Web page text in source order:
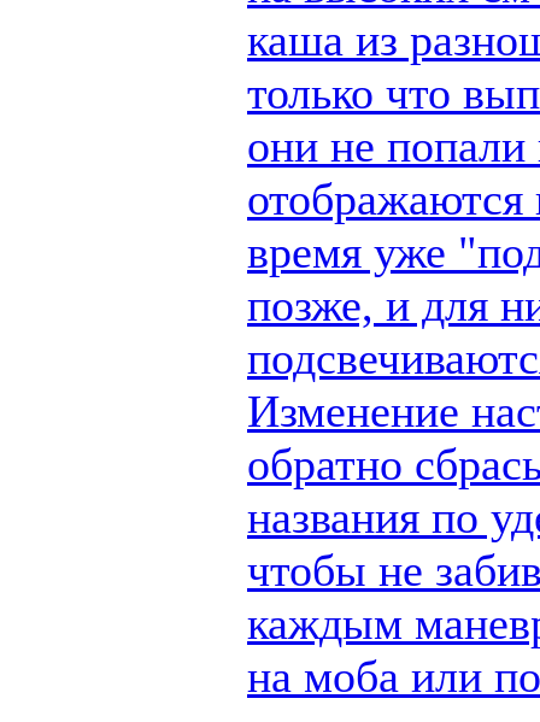
каша из
только что
они не попали
время уже
позже, и для
Изменение
обратно
названия по
чтобы не
каждым
на моба или